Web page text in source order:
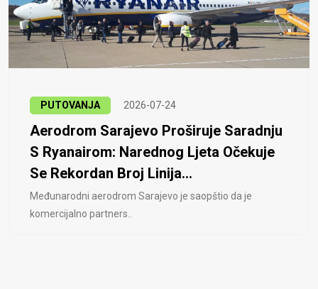
PUTOVANJA 2026-07-24
Aerodrom Sarajevo Proširuje Saradnju
S Ryanairom: Narednog Ljeta Očekuje
Se Rekordan Broj Linija...
Međunarodni aerodrom Sarajevo je saopštio da je
komercijalno partners..